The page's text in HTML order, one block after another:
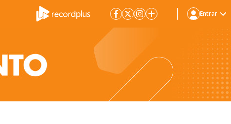
Entrar